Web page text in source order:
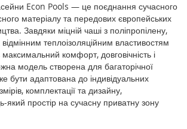
Econ Pools — це поєднання сучасного
матеріалу та передових європейських
Завдяки міцній чаші з поліпропілену,
відмінним теплоізоляційним властивостям
комфорт, довговічність і
модель створена для багаторічної
бути адаптована до індивідуальних
комплектації та дизайну,
простір на сучасну приватну зону